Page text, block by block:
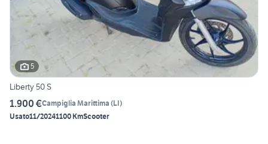
5
Liberty 50 S
1.900 €Campiglia Marittima (LI)
Usato11/20241100 KmScooter